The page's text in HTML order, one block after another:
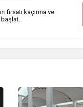
fırsatı kaçırma ve